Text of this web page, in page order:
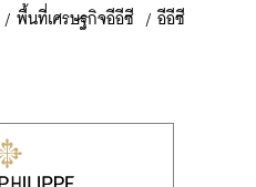
/ พื้นที่เศรษฐกิจอีอีซี / อีอีซี